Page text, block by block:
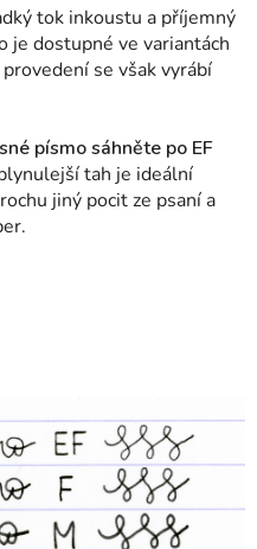
tok inkoustu a příjemný
je dostupné ve variantách
se však vyrábí
písmo sáhněte po EF
tah je ideální
jiný pocit ze psaní a